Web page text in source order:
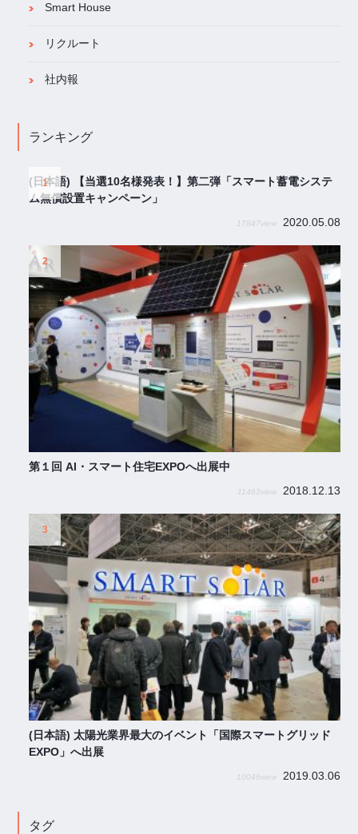
Smart House
リクルート
社内報
ランキング
(日本語) 【当選10名様発表！】第二弾「スマート蓄電システ
ム無償設置キャンペーン」
17847 2020.05.08
第１回 AI・スマート住宅EXPOへ出展中
11463 2018.12.13
(日本語) 太陽光業界最大のイベント「国際スマートグリッド
EXPO」へ出展
10046 2019.03.06
タグ